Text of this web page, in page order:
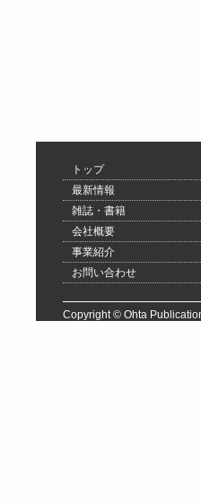
トップ
最新情報
雑誌・書籍
会社概要
事業紹介
お問い合わせ
Copyright © Ohta